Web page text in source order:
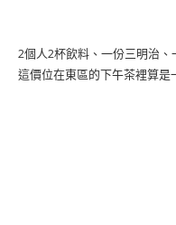
2個人2杯飲料、一份三明治
這價位在東區的下午茶裡算是